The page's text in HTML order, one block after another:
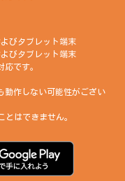
びタブレット端末
びタブレット端末
です。
動作しない可能性がござい
とはできません。